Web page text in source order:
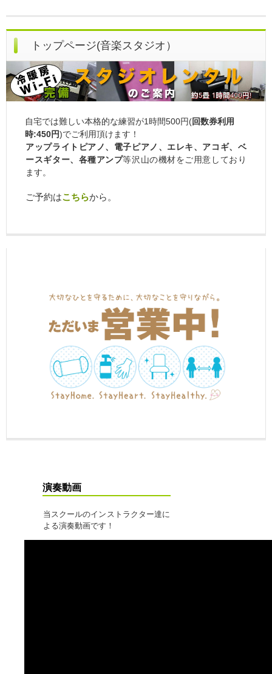
トップページ(音楽スタジオ）
自宅では難しい本格的な練習が1時間500円(回数券利用
時:450円)でご利用頂けます！
アップライトピアノ、電子ピアノ、エレキ、アコギ、ベ
ースギター、各種アンプ等沢山の機材をご用意しており
ます。
ご予約はこちらから。
演奏動画
当スクールのインストラクター達に
よる演奏動画です！